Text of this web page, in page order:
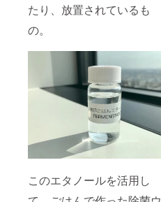
たり、放置されているも
の。
このエタノールを活用し